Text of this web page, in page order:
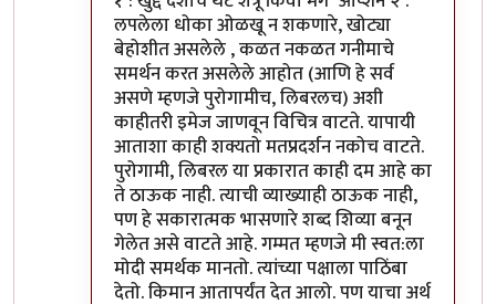
लपलेला धोका ओळखू न शकणारे, खोट्या
बेहोशीत असलेले , कळत नकळत गनीमाचे
समर्थन करत असलेले आहोत (आणि हे सर्व
असणे म्हणजे पुरोगामीच, लिबरलच) अशी
काहीतरी इमेज जाणवून विचित्र वाटते. यापायी
आताशा काही शक्यतो मतप्रदर्शन नकोच वाटते.
पुरोगामी, लिबरल या प्रकारात काही दम आहे का
ते ठाऊक नाही. त्याची व्याख्याही ठाऊक नाही,
पण हे सकारात्मक भासणारे शब्द शिव्या बनून
गेलेत असे वाटते आहे. गम्मत म्हणजे मी स्वत:ला
मोदी समर्थक मानतो. त्यांच्या पक्षाला पाठिंबा
देतो. किमान आतापर्यंत देत आलो. पण याचा अर्थ